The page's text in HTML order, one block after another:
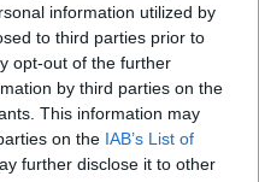
information utilized by
to third parties prior to
opt-out of the further
by third parties on the
This information may
on the IAB’s List of
further disclose it to other
sin costo alguno.
que desees compartir
página de contactoy